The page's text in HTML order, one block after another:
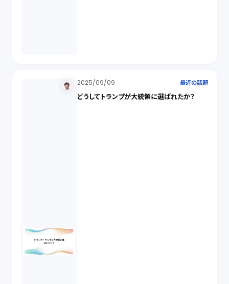
2025/09/09 最近の話題
どうしてトランプが大統領に選ばれたか？